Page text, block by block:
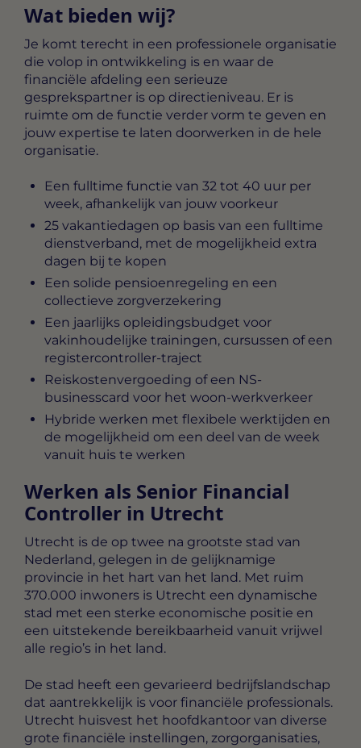
Wat bieden wij?
Je komt terecht in een professionele organisatie
die volop in ontwikkeling is en waar de
financiële afdeling een serieuze
gesprekspartner is op directieniveau. Er is
ruimte om de functie verder vorm te geven en
jouw expertise te laten doorwerken in de hele
organisatie.
Een fulltime functie van 32 tot 40 uur per
week, afhankelijk van jouw voorkeur
25 vakantiedagen op basis van een fulltime
dienstverband, met de mogelijkheid extra
dagen bij te kopen
Een solide pensioenregeling en een
collectieve zorgverzekering
Een jaarlijks opleidingsbudget voor
vakinhoudelijke trainingen, cursussen of een
registercontroller-traject
Reiskostenvergoeding of een NS-
businesscard voor het woon-werkverkeer
Hybride werken met flexibele werktijden en
de mogelijkheid om een deel van de week
vanuit huis te werken
Werken als Senior Financial
Controller in Utrecht
Utrecht is de op twee na grootste stad van
Nederland, gelegen in de gelijknamige
provincie in het hart van het land. Met ruim
370.000 inwoners is Utrecht een dynamische
stad met een sterke economische positie en
een uitstekende bereikbaarheid vanuit vrijwel
alle regio’s in het land.
De stad heeft een gevarieerd bedrijfslandschap
dat aantrekkelijk is voor financiële professionals.
Utrecht huisvest het hoofdkantoor van diverse
grote financiële instellingen, zorgorganisaties,